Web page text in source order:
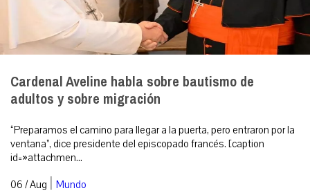
Cardenal Aveline habla sobre bautismo de
adultos y sobre migración
“Preparamos el camino para llegar a la puerta, pero entraron por la
ventana”, dice presidente del episcopado francés. [caption
id=»attachmen...
06 / Aug | Mundo